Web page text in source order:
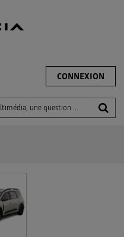
CONNEXION